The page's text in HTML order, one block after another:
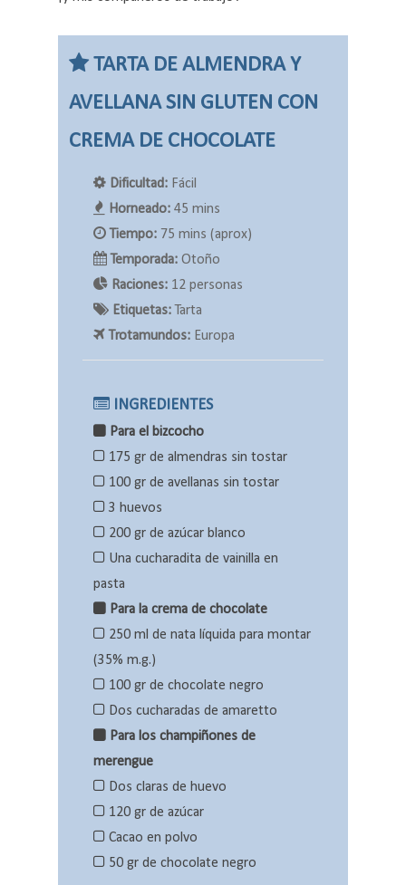
TARTA DE ALMENDRA Y
AVELLANA SIN GLUTEN CON
CREMA DE CHOCOLATE
Dificultad: Fácil
Horneado: 45 mins
Tiempo: 75 mins (aprox)
Temporada: Otoño
Raciones: 12 personas
Etiquetas: Tarta
Trotamundos: Europa
INGREDIENTES
Para el bizcocho
175 gr de almendras sin tostar
100 gr de avellanas sin tostar
3 huevos
200 gr de azúcar blanco
Una cucharadita de vainilla en
pasta
Para la crema de chocolate
250 ml de nata líquida para montar
(35% m.g.)
100 gr de chocolate negro
Dos cucharadas de amaretto
Para los champiñones de
merengue
Dos claras de huevo
120 gr de azúcar
Cacao en polvo
50 gr de chocolate negro